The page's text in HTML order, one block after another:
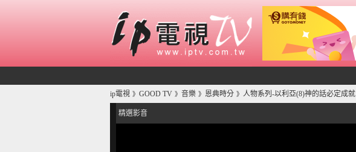
ip電視 》 GOOD TV 》 音樂 》 恩典時分 》 人物系列-以利亞(8)神的話必定成就
精選影音